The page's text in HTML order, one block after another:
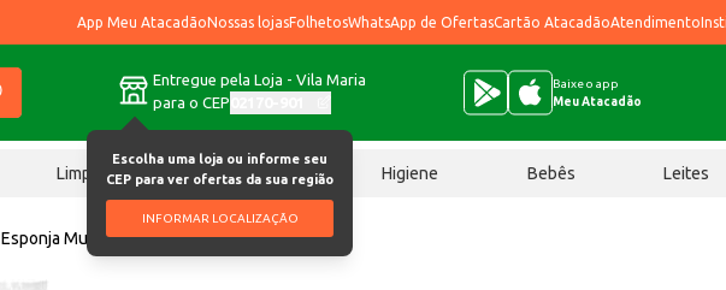
App Meu AtacadãoNossas lojasFolhetosWhatsApp de OfertasCartão AtacadãoAtendimento
Entregue pela Loja - Vila Maria
para o CEP
Escolha uma loja ou informe seu
CEP para ver ofertas da sua região
INFORMAR LOCALIZAÇÃO
Baixe o app
Meu Atacadão
Limpeza Chocolates Higiene Bebês Leites
Esponja Multiuso Brilhus 4 un